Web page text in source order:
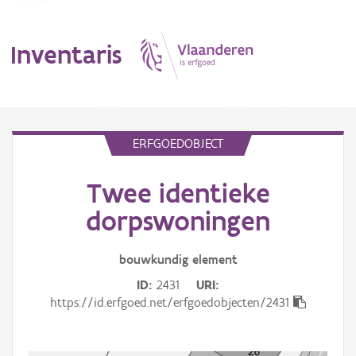
Inventaris
Aanduidingsobject
ERFGOEDOBJECT
Twee identieke
dorpswoningen
bouwkundig element
ID 2431
URI
https://id.erfgoed.net/erfgoedobjecten/2431